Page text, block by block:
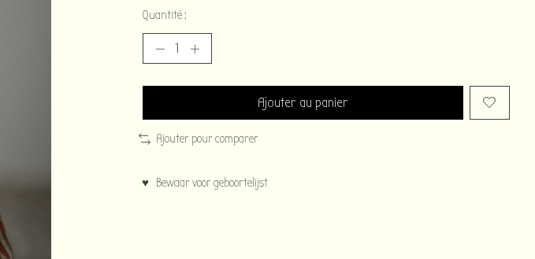
Quantité :
Ajouter au panier
Ajouter pour comparer
♥ Bewaar voor geboortelijst